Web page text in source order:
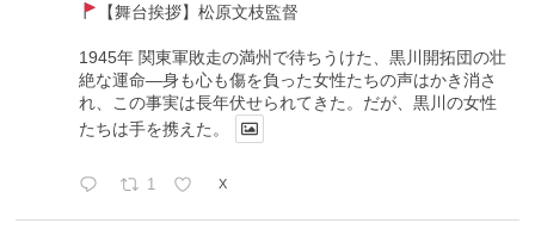
【舞台挨拶】松原文枝監督
1945年 関東軍敗走の満州で待ちうけた、黒川開拓団の壮
絶な運命―身も心も傷を負った女性たちの声はかき消さ
れ、この事実は長年伏せられてきた。だが、黒川の女性
たちは手を携えた。
1 X